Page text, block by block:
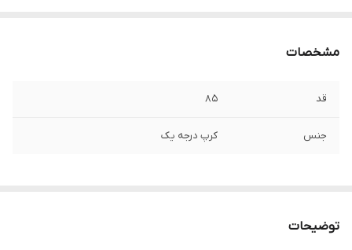
مشخصات
قد ۸۵
جنس کرپ درجه یک
توضیحات